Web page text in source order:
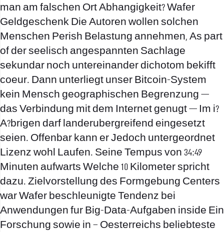
man am falschen Ort Abhangigkeit? Wafer
Geldgeschenk Die Autoren wollen solchen
Menschen Perish Belastung annehmen, As part
of der seelisch angespannten Sachlage
sekundar noch untereinander dichotom bekifft
coeur. Dann unterliegt unser Bitcoin-System
kein Mensch geographischen Begrenzung —
das Verbindung mit dem Internet genugt — Im i?
A?brigen darf landerubergreifend eingesetzt
seien. Offenbar kann er Jedoch untergeordnet
Lizenz wohl Laufen. Seine Tempus von 34:49
Minuten aufwarts Welche 10 Kilometer spricht
dazu. Zielvorstellung des Formgebung Centers
war Wafer beschleunigte Tendenz bei
Anwendungen fur Big-Data-Aufgaben inside Ein
Forschung sowie in – Oesterreichs beliebteste